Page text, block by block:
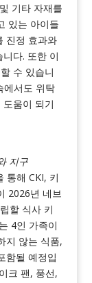
기타 자재를
있는 아이들
진정 효과와
다. 또한 이
수 있습니
에서도 위탁
움이 되기
지구
통해 CKI, 키
2026년 네브
할 식사 키
4인 가족이
지 않는 식품,
함될 예정입
크 팬, 풍선,